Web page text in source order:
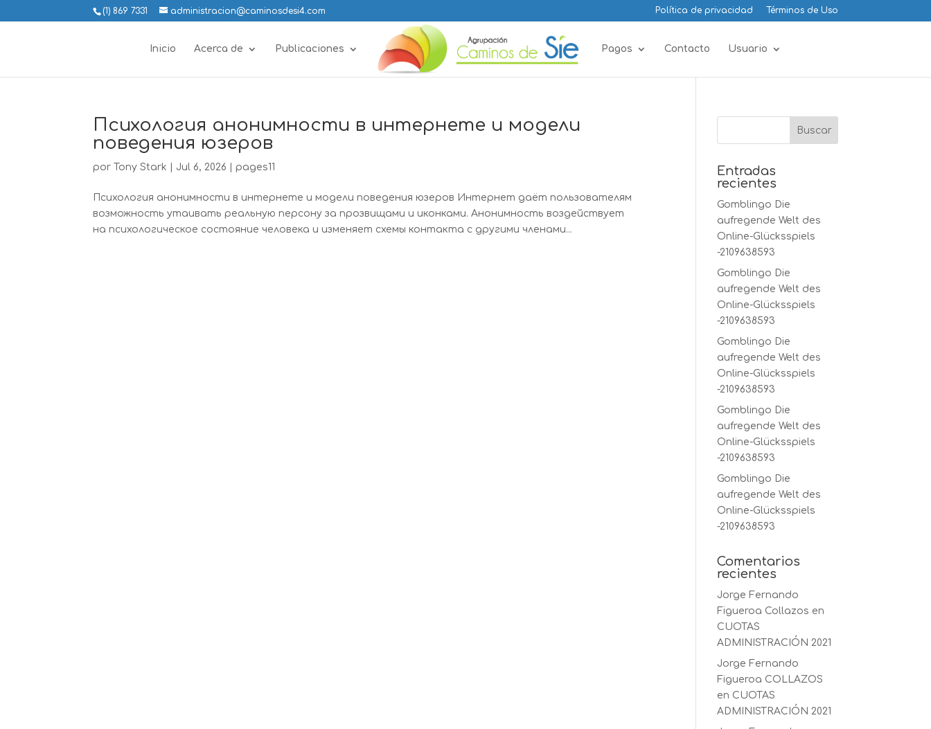
(1) 869 7331 administracion@caminosdesi4.com Política de privacidad Términos de Uso
Inicio Acerca de Publicaciones Pagos Contacto Usuario
Психология анонимности в интернете и модели
поведения юзеров
por Tony Stark Jul 6, 2026 |pages11
Психология анонимности в интернете и модели поведения юзеров Интернет даёт пользователям
возможность утаивать реальную персону за прозвищами и иконками. Анонимность воздействует
на психологическое состояние человека и изменяет схемы контакта с другими членами...
Entradas
recientes
Gomblingo Die
aufregende Welt des
Online-Glücksspiels
-2109638593
Gomblingo Die
aufregende Welt des
Online-Glücksspiels
-2109638593
Gomblingo Die
aufregende Welt des
Online-Glücksspiels
-2109638593
Gomblingo Die
aufregende Welt des
Online-Glücksspiels
-2109638593
Gomblingo Die
aufregende Welt des
Online-Glücksspiels
-2109638593
Comentarios
recientes
Jorge Fernando
Figueroa Collazos en
CUOTAS
ADMINISTRACIÓN 2021
Jorge Fernando
Figueroa COLLAZOS
en CUOTAS
ADMINISTRACIÓN 2021